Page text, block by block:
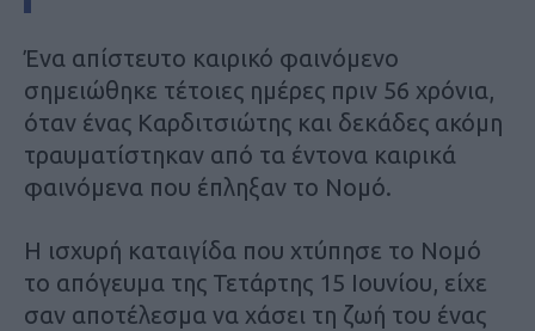
Ένα απίστευτο καιρικό φαινόμενο
σημειώθηκε τέτοιες ημέρες πριν 56 χρόνια,
όταν ένας Καρδιτσιώτης και δεκάδες ακόμη
τραυματίστηκαν από τα έντονα καιρικά
φαινόμενα που έπληξαν το Νομό.
Η ισχυρή καταιγίδα που χτύπησε το Νομό
το απόγευμα της Τετάρτης 15 Ιουνίου, είχε
σαν αποτέλεσμα να χάσει τη ζωή του ένας